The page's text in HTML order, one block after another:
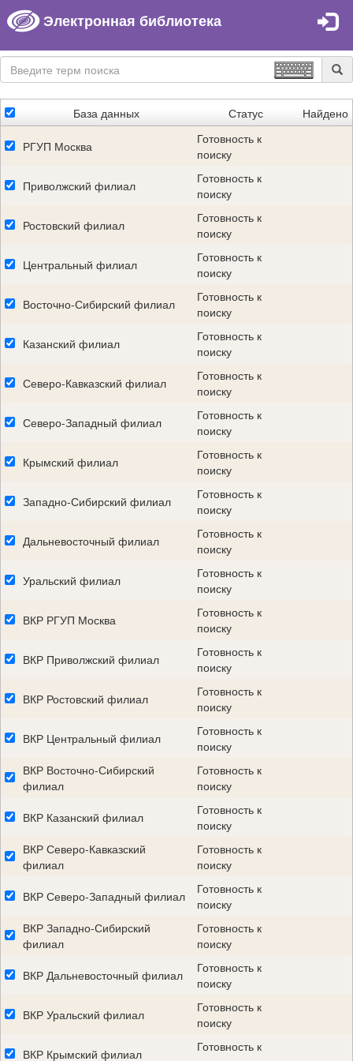
Электронная библиотека
База данных Статус Найдено
РГУП Москва
Готовность к
поиску
Приволжский филиал
Готовность к
поиску
Ростовский филиал
Готовность к
поиску
Центральный филиал
Готовность к
поиску
Восточно-Сибирский филиал
Готовность к
поиску
Казанский филиал
Готовность к
поиску
Северо-Кавказский филиал
Готовность к
поиску
Северо-Западный филиал
Готовность к
поиску
Крымский филиал
Готовность к
поиску
Западно-Сибирский филиал
Готовность к
поиску
Дальневосточный филиал
Готовность к
поиску
Уральский филиал
Готовность к
поиску
ВКР РГУП Москва
Готовность к
поиску
ВКР Приволжский филиал
Готовность к
поиску
ВКР Ростовский филиал
Готовность к
поиску
ВКР Центральный филиал
Готовность к
поиску
ВКР Восточно-Сибирский
филиал
Готовность к
поиску
ВКР Казанский филиал
Готовность к
поиску
ВКР Северо-Кавказский
филиал
Готовность к
поиску
ВКР Северо-Западный филиал
Готовность к
поиску
ВКР Западно-Сибирский
филиал
Готовность к
поиску
ВКР Дальневосточный филиал
Готовность к
поиску
ВКР Уральский филиал
Готовность к
поиску
ВКР Крымский филиал
Готовность к